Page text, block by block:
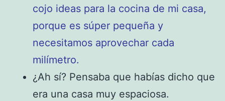
cojo ideas para la cocina de mi casa,
porque es súper pequeña y
necesitamos aprovechar cada
milímetro.
¿Ah sí? Pensaba que habías dicho que
era una casa muy espaciosa.